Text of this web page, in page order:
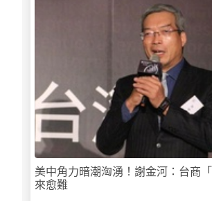
美中角力暗潮洶湧！謝金河：台商
來愈難